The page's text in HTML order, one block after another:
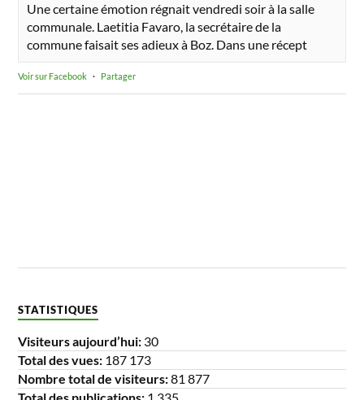
Une certaine émotion régnait vendredi soir à la salle
communale. Laetitia Favaro, la secrétaire de la
commune faisait ses adieux à Boz. Dans une récept
Voir sur Facebook · Partager
STATISTIQUES
Visiteurs aujourd’hui: 30
Total des vues: 187 173
Nombre total de visiteurs:81 877